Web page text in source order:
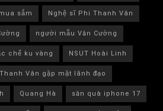
sắm
Nghệ sĩ Phi Thanh Vân
người mẫu Văn Cường
chế ku vàng
NSUT Hoài Linh
Vân gặp mặt lãnh đạo
Quang Hà
săn quà iphone 17